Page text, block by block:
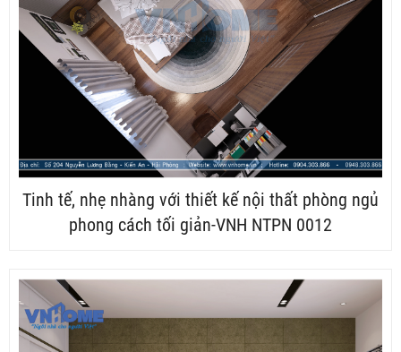
Tinh tế, nhẹ nhàng với thiết kế nội thất phòng ngủ
phong cách tối giản-VNH NTPN 0012